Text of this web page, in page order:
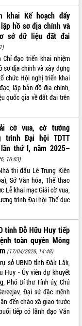
khai Kế hoạch đẩy
hồ sơ địa chính và
sở dữ liệu đất đai
Chỉ đạo triển khai nhiệm
sơ địa chính và xây dựng
chức Hội nghị triển khai
lập bản đồ địa chính,
quốc gia về đất đai trên
cờ vua, cờ tướng
trình Đại hội TDTT
thứ I, năm 2025–
16:03)
thi đấu Lê Trung Kiên
Sở Văn hóa, Thể thao
Lễ khai mạc Giải cờ vua,
trình Đại hội Thể dục
tỉnh Đỗ Hữu Huy tiếp
toàn quyền Mông
(17/04/2026, 14:48)
sở UBND tỉnh Đắk Lắk,
Huy - Ủy viên dự khuyết
Phó Bí thư Tỉnh ủy, Chủ
Đại sứ đặc mệnh
đến chào xã giao trước
tiếp có lãnh đạo Văn